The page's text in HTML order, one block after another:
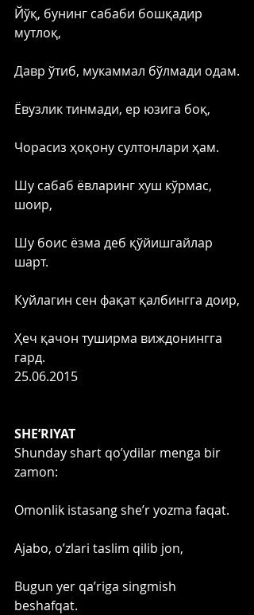
Йўқ, бунинг сабаби бошқадир
мутлоқ,
Давр ўтиб, мукаммал бўлмади одам.
Ёвузлик тинмади, ер юзига боқ,
Чорасиз ҳоқону султонлари ҳам.
Шу сабаб ёвларинг хуш кўрмас,
шоир,
Шу боис ёзма деб қўйишгайлар
шарт.
Куйлагин сен фақат қалбингга доир,
Ҳеч қачон туширма виждонингга
гард.
25.06.2015
SHE’RIYAT
Shunday shart qo’ydilar menga bir
zamon:
Omonlik istasang she’r yozma faqat.
Ajabo, o’zlari taslim qilib jon,
Bugun yer qa’riga singmish
beshafqat.